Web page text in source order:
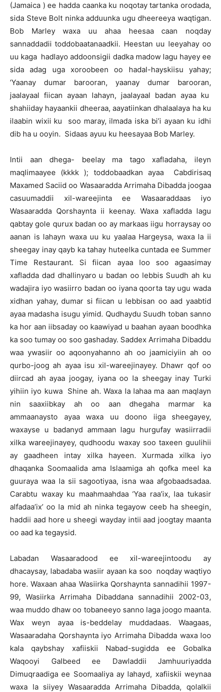
(Jamaica ) ee hadda caanka ku noqotay tartanka orodada,
sida Steve Bolt ninka adduunka ugu dheereeya waqtigan.
Bob Marley waxa uu ahaa heesaa caan noqday
sannaddadii toddobaatanaadkii. Heestan uu leeyahay oo
uu kaga hadlayo addoonsigii dadka madow lagu hayey ee
sida adag uga xoroobeen oo hadal-hayskiisu yahay;
‘Yaanay dumar barooran, yaanay dumar barooran,
jaalayaal fiican ayaan lahayn, jaalayaal badan ayaa ku
shahiiday hayaankii dheeraa, aayatiinkan dhalaalaya ha ku
ilaabin wixii ku soo maray, ilmada iska bi’i ayaan ku idhi
dib ha u ooyin. Sidaas ayuu ku heesayaa Bob Marley.
Intii aan dhega- beelay ma tago xafladaha, ileyn
maqlimaayee (kkkk ); toddobaadkan ayaa Cabdirisaq
Maxamed Saciid oo Wasaaradda Arrimaha Dibadda joogaa
casuumaddii xil-wareejinta ee Wasaaraddaas iyo
Wasaaradda Qorshaynta ii keenay. Waxa xafladda lagu
qabtay gole qurux badan oo ay markaas iigu horraysay oo
aanan is lahayn waxa uu ku yaalaa Hargeysa, waxa la ii
sheegay inay qayb ka tahay huteelka cuntada ee Summer
Time Restaurant. Si fiican ayaa loo soo agaasimay
xafladda dad dhallinyaro u badan oo lebbis Suudh ah ku
wadajira iyo wasiirro badan oo iyana qoorta tay ugu wada
xidhan yahay, dumar si fiican u lebbisan oo aad yaabtid
ayaa madasha isugu yimid. Qudhaydu Suudh toban sanno
ka hor aan iibsaday oo kaawiyad u baahan ayaan boodhka
ka soo tumay oo soo gashaday. Saddex Arrimaha Dibaddu
waa ywasiir oo aqoonyahanno ah oo jaamiciyiin ah oo
qurbo-joog ah ayaa isu xil-wareejinayey. Dhawr qof oo
diircad ah ayaa joogay, iyana oo la sheegay inay Turki
yihiin iyo kuwa Shine ah. Waxa la lahaa ma aan maqlayn
nin saaxiibkay ah oo aan dhegaha marmar ka
ammaanaysto ayaa waxa uu doono iiga sheegayey,
waxayse u badanyd ammaan lagu hurgufay wasiirradii
xilka wareejinayey, qudhoodu waxay soo taxeen guulihii
ay gaadheen intay xilka hayeen. Xurmada xilka iyo
dhaqanka Soomaalida ama Islaamiga ah qofka meel ka
guuraya waa la sii sagootiyaa, isna waa afgobaadsadaa.
Carabtu waxay ku maahmaahdaa ‘Yaa raa’ix, laa tukasir
alfadaa’ix’ oo la mid ah ninka tegayow ceeb ha sheegin,
haddii aad hore u sheegi wayday intii aad joogtay maanta
oo aad ka tegaysid.
Labadan Wasaaradood ee xil-wareejintoodu ay
dhacaysay, labadaba wasiir ayaan ka soo noqday waqtiyo
hore. Waxaan ahaa Wasiirka Qorshaynta sannadihii 1997-
99, Wasiirka Arrimaha Dibaddana sannadihii 2002-03,
waa muddo dhaw oo tobaneeyo sanno laga joogo maanta.
Wax weyn ayaa is-beddelay muddadaas. Waagaas,
Wasaaradaha Qorshaynta iyo Arrimaha Dibadda waxa loo
kala qaybshay xafiiskii Nabad-sugidda ee Gobalka
Waqooyi Galbeed ee Dawladdii Jamhuuriyadda
Dimuqraadiga ee Soomaaliya ay lahayd, xafiiskii weynaa
waxa la siiyey Wasaaradda Arrimaha Dibadda, qolalkii